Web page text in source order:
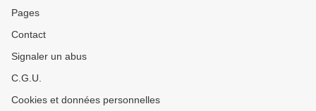
Pages
Contact
Signaler un abus
C.G.U.
Cookies et données personnelles